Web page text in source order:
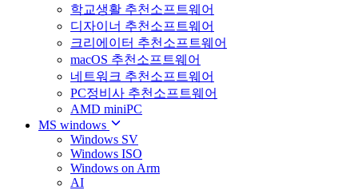
학교생활 추천소프트웨어
디자이너 추천소프트웨어
크리에이터 추천소프트웨어
macOS 추천소프트웨어
네트워크 추천소프트웨어
PC정비사 추천소프트웨어
AMD miniPC
MS windows
Windows SV
Windows ISO
Windows on Arm
AI